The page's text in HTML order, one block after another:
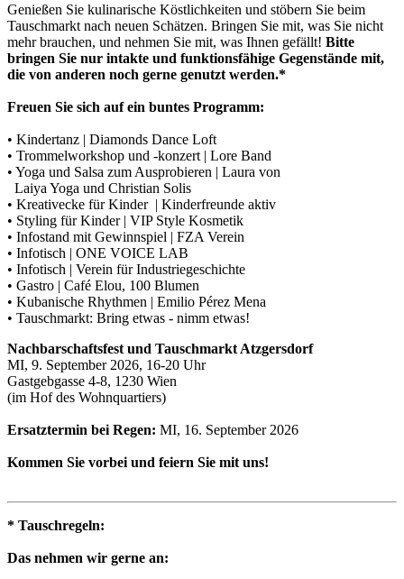
Genießen Sie kulinarische Köstlichkeiten und stöbern Sie beim
Tauschmarkt nach neuen Schätzen. Bringen Sie mit, was Sie nicht
mehr brauchen, und nehmen Sie mit, was Ihnen gefällt! Bitte
bringen Sie nur intakte und funktionsfähige Gegenstände mit,
die von anderen noch gerne genutzt werden.*
Freuen Sie sich auf ein buntes Programm:
• Kindertanz | Diamonds Dance Loft
• Trommelworkshop und -konzert | Lore Band
• Yoga und Salsa zum Ausprobieren | Laura von
Laiya Yoga und Christian Solis
• Kreativecke für Kinder | Kinderfreunde aktiv
• Styling für Kinder | VIP Style Kosmetik
• Infostand mit Gewinnspiel | FZA Verein
• Infotisch | ONE VOICE LAB
• Infotisch | Verein für Industriegeschichte
• Gastro | Café Elou, 100 Blumen
• Kubanische Rhythmen | Emilio Pérez Mena
• Tauschmarkt: Bring etwas - nimm etwas!
Nachbarschaftsfest und Tauschmarkt Atzgersdorf
MI, 9. September 2026, 16-20 Uhr
Gastgebgasse 4-8, 1230 Wien
(im Hof des Wohnquartiers)
Ersatztermin bei Regen: MI, 16. September 2026
Kommen Sie vorbei und feiern Sie mit uns!
* Tauschregeln:
Das nehmen wir gerne an: